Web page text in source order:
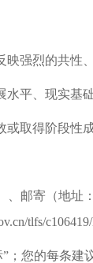
强烈的共性
平、现实基
取得阶段性成
、邮寄（地
tlfs/c106419/
”；您的每条建